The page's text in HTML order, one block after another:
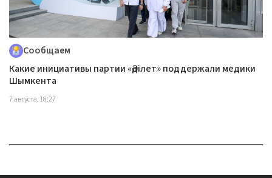
Сообщаем
Какие инициативы партии «Әділет» поддержали медики
Шымкента
7 августа, 18:27